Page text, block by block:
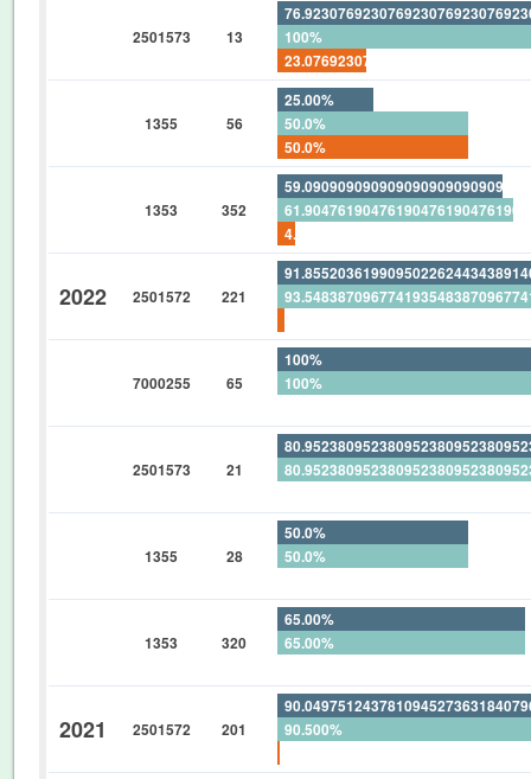
2501573 13
100%
1355 56
25.00%
50.0%
50.0%
1353 352
2022 2501572 221
7000255 65
100%
100%
2501573 21
1355 28
50.0%
50.0%
1353 320
65.00%
65.00%
2021 2501572 201
90.500%